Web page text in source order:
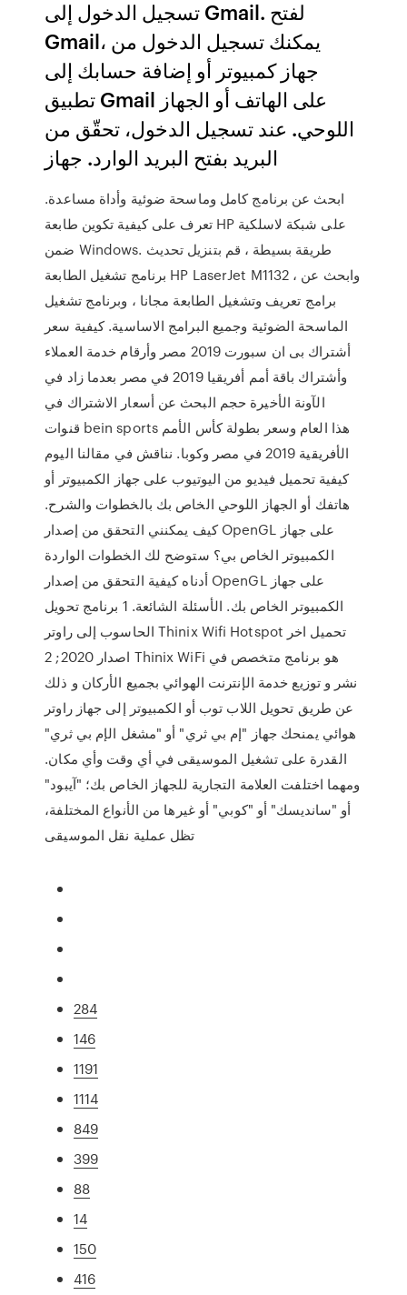
تسجيل الدخول إلى Gmail. لفتح
Gmail، يمكنك تسجيل الدخول من
جهاز كمبيوتر أو إضافة حسابك إلى
تطبيق Gmail على الهاتف أو الجهاز
اللوحي. عند تسجيل الدخول، تحقّق من
البريد بفتح البريد الوارد. جهاز
ابحث عن برنامج كامل وماسحة ضوئية وأداة مساعدة.
تعرف على كيفية تكوين طابعة HP على شبكة لاسلكية
ضمن Windows. طريقة بسيطة ، قم بتنزيل تحديث
برنامج تشغيل الطابعة HP LaserJet M1132 ، وابحث عن
برامج تعريف وتشغيل الطابعة مجانا ، وبرنامج تشغيل
الماسحة الضوئية وجميع البرامج الاساسية. كيفية سعر
أشتراك بى ان سبورت 2019 مصر وأرقام خدمة العملاء
وأشتراك باقة أمم أفريقيا 2019 في مصر بعدما زاد في
الآونة الأخيرة حجم البحث عن أسعار الاشتراك في
قنوات bein sports هذا العام وسعر بطولة كأس الأمم
الأفريقية 2019 في مصر وكوبا. نناقش في مقالنا اليوم
كيفية تحميل فيديو من اليوتيوب على جهاز الكمبيوتر أو
هاتفك أو الجهاز اللوحي الخاص بك بالخطوات والشرح.
كيف يمكنني التحقق من إصدار OpenGL على جهاز
الكمبيوتر الخاص بي؟ ستوضح لك الخطوات الواردة
أدناه كيفية التحقق من إصدار OpenGL على جهاز
الكمبيوتر الخاص بك. الأسئلة الشائعة. 1 برنامج تحويل
الحاسوب إلى راوتر Thinix Wifi Hotspot تحميل اخر
اصدار 2020; 2 Thinix WiFi هو برنامج متخصص في
نشر و توزيع خدمة الإنترنت الهوائي بجميع الأركان و ذلك
عن طريق تحويل اللاب توب أو الكمبيوتر إلى جهاز راوتر
هوائي يمنحك جهاز "إم بي ثري" أو "مشغل الإم بي ثري"
القدرة على تشغيل الموسيقى في أي وقت وأي مكان.
ومهما اختلفت العلامة التجارية للجهاز الخاص بك؛ "آيبود"
أو "سانديسك" أو "كوبي" أو غيرها من الأنواع المختلفة،
تظل عملية نقل الموسيقى
284
146
1191
1114
849
399
88
14
150
416